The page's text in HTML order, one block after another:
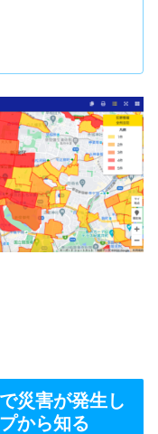
災害が発生し
から知る